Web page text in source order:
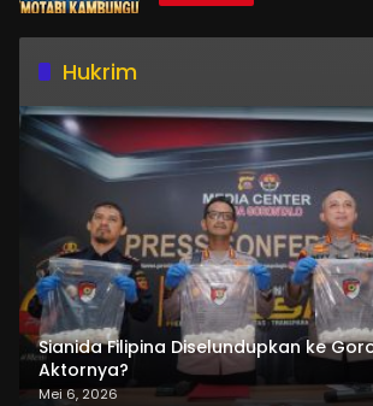
Hukrim
Sianida Filipina Diselundupkan ke
Aktornya?
Mei 6, 2026